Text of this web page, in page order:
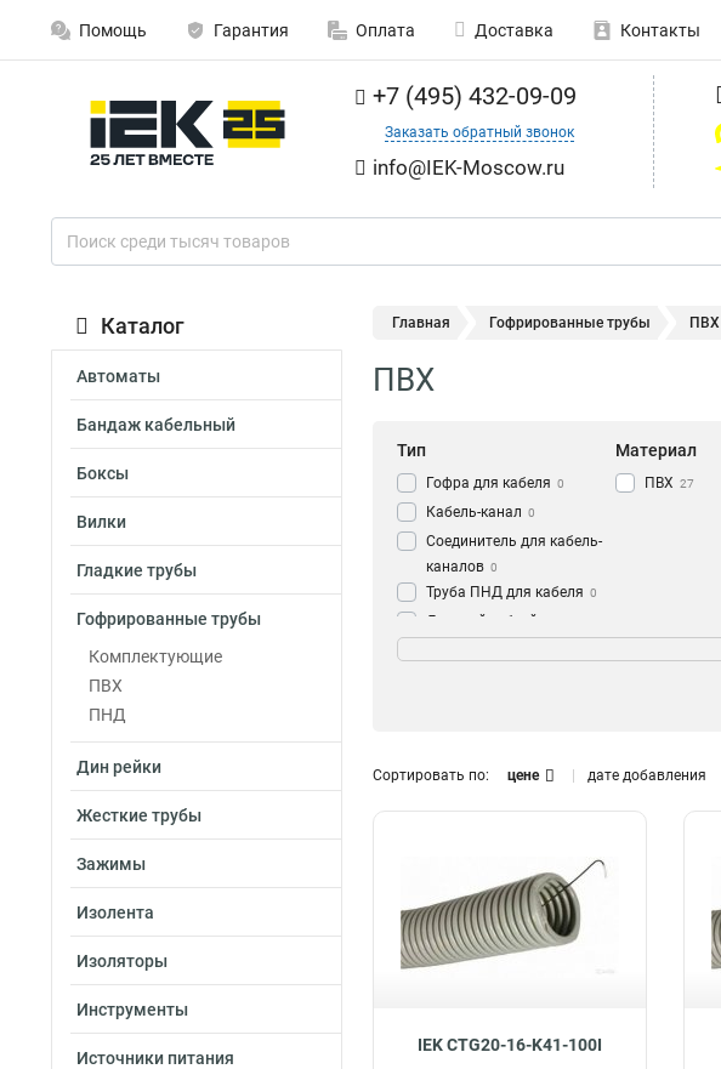
Помощь Гарантия Оплата Доставка Контакты
+7 (495) 432-09-09
Заказать обратный звонок
info@IEK-Moscow.ru
Каталог
Автоматы
Бандаж кабельный
Боксы
Вилки
Гладкие трубы
Гофрированные трубы
Комплектующие
ПВХ
ПНД
Дин рейки
Жесткие трубы
Зажимы
Изолента
Изоляторы
Инструменты
Источники питания
Главная Гофрированные трубы ПВХ
ПВХ
Тип
Гофра для кабеля 0
Кабель-канал 0
Соединитель для кабель-
каналов 0
Труба ПНД для кабеля 0
Дверной гибкий переход
Материал
ПВХ 27
Сосна 3
Сортировать по: цене дате добавления
IEK CTG20-16-K41-100I